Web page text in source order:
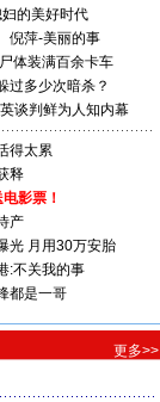
的美好时代
倪萍-美丽的事
体装满百余卡车
过多少次暗杀？
谈判鲜为人知内幕
得太累
释
影票！
产
光 月用30万安胎
:不关我的事
都是一哥
更多>>